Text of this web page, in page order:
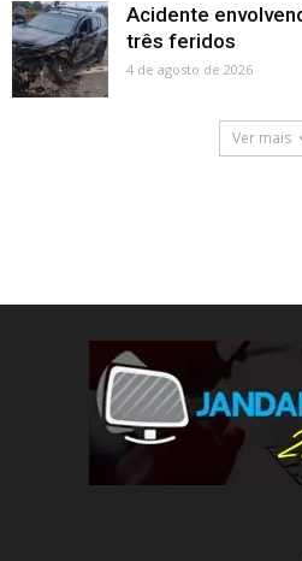
Acidente
três feridos
4 de agosto de 2026
Ver mais